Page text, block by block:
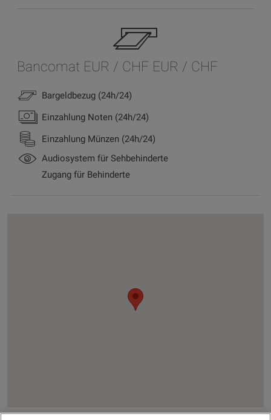
Bancomat EUR / CHF EUR / CHF
Bargeldbezug (24h/24)
Einzahlung Noten (24h/24)
Einzahlung Münzen (24h/24)
Audiosystem für Sehbehinderte
Zugang für Behinderte